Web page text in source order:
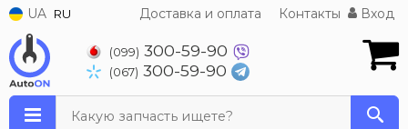
UA RU Доставка и оплата Контакты Вход
(099) 300-59-90
(067) 300-59-90
Какую запчасть ищете?